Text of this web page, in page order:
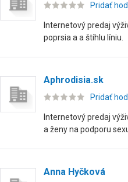
Pridať
Internetový predaj
poprsia a a štíhlu líniu.
Aphrodisia.sk
Pridať
Internetový predaj
a ženy na podporu
Anna Hyčková